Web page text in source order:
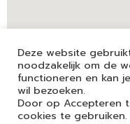
Deze website
noodzakelijk om de
functioneren en kan
wil bezoeken.
Door op Accepteren
cookies te gebruiken.